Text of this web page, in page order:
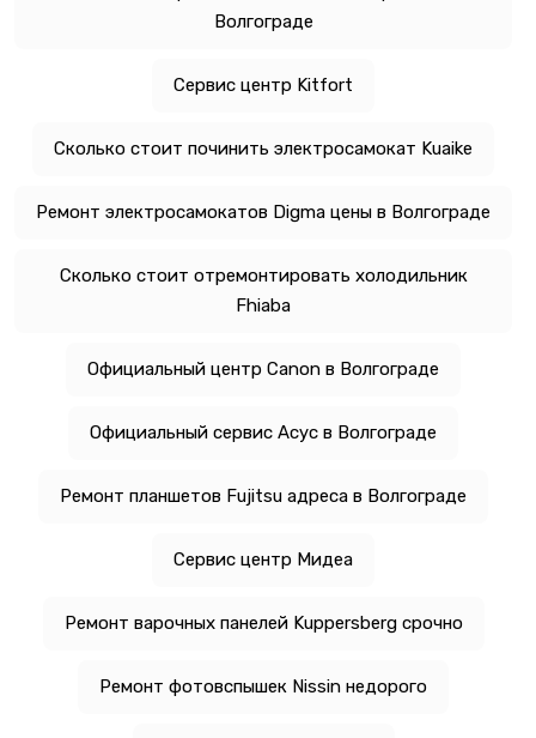
Волгограде
Сервис центр Kitfort
Сколько стоит починить электросамокат Kuaike
Ремонт электросамокатов Digma цены в Волгограде
Сколько стоит отремонтировать холодильник
Fhiaba
Официальный центр Canon в Волгограде
Официальный сервис Асус в Волгограде
Ремонт планшетов Fujitsu адреса в Волгограде
Сервис центр Мидеа
Ремонт варочных панелей Kuppersberg срочно
Ремонт фотовспышек Nissin недорого